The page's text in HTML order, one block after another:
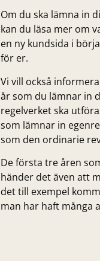
Om du ska lämna in
kan du läsa mer om
en ny kundsida i
för er.
Vi vill också
år som du lämnar in
regelverket ska
som lämnar in
som den ordinarie
De första tre åren
händer det även att
det till exempel
man har haft många